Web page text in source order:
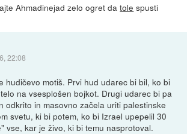
Ahmadinejad zelo ogret datole spusti
22:08
hudičevo motiš. Prvi hud udarec bi bil, ko bi
na vsesplošen bojkot. Drugi udarec bi pa
odkrito in masovno začela uriti palestinske
svetu, ki bi potem, ko bi Izrael upepelil 30
vse, kar je živo, ki bi temu nasprotoval.